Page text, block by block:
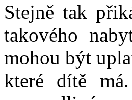
Stejně tak
takového
mohou být
které dítě